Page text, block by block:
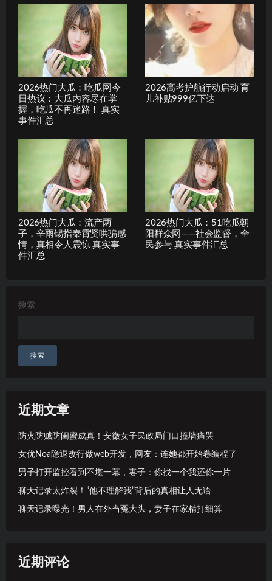
2026热门大瓜：吃瓜网今
日热议：大瓜内容尽在掌
握，吃瓜不再迷路！ 真实
事件汇总
2026高考护航行动启动 育
儿补贴999亿下达
2026热门大瓜：流产两
子，辛雨锡指秦霄贤哄骗感
情，真相令人震惊 真实事
件汇总
2026热门大瓜：51吃瓜朝
阳群众网——社会监督，全
民参与 真实事件汇总
搜索
搜索
近期文章
防火防贼防闺蜜成真！安徽女子民政局门口撞墙痛哭
女优Noa隐退改行做web开发，网友：连她都开始卷编程了
男子打开监控看到不堪一幕，妻子：你找一个我还你一片
聊天记录太炸裂！”他不理解我”背后的真相让人无语
聊天记录曝光！男人在外当冤大头，妻子在家精打细算
近期评论